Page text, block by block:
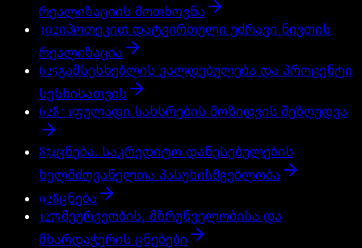
რეალიზაციის მოთხოვნა
302იპოთეკით დატვირთული უძრავი ნივთის
რეალიზაცია
625გამსესხებლის ვალდებულება და პროცენტი
სესხისათვის
628^1ფულადი სახსრების მოზიდვის შეზღუდვა
874ცნება. საკრედიტო დაწესებულების
ხელმძღვანელთა პასუხისმგებლობა
928ცნება
1275მეურვეობის, მზრუნველობისა და
მხარდაჭერის ცნებები